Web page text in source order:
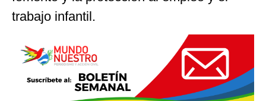
trabajo infantil.